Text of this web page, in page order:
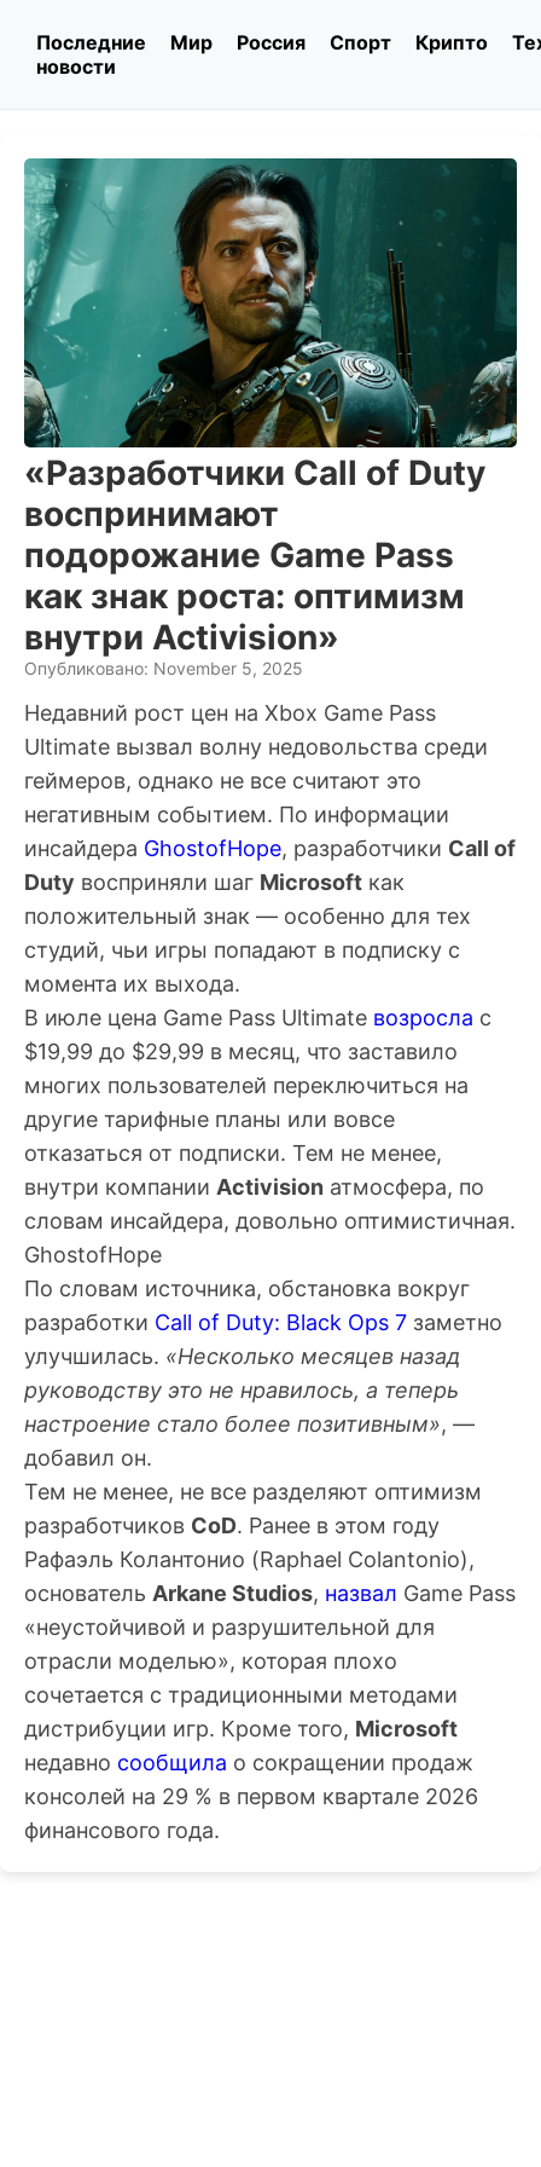
Последние
новости
Мир Россия Спорт Крипто
«Разработчики Call of Duty
воспринимают
подорожание Game Pass
как знак роста: оптимизм
внутри Activision»
Опубликовано: November 5, 2025
Недавний рост цен на Xbox Game Pass
Ultimate вызвал волну недовольства среди
геймеров, однако не все считают это
негативным событием. По информации
инсайдера GhostofHope, разработчики Call of
Duty восприняли шаг Microsoft как
положительный знак — особенно для тех
студий, чьи игры попадают в подписку с
момента их выхода.
В июле цена Game Pass Ultimate возросла с
$19,99 до $29,99 в месяц, что заставило
многих пользователей переключиться на
другие тарифные планы или вовсе
отказаться от подписки. Тем не менее,
внутри компании Activision атмосфера, по
словам инсайдера, довольно оптимистичная.
GhostofHope
По словам источника, обстановка вокруг
разработки Call of Duty: Black Ops 7 заметно
улучшилась. «Несколько месяцев назад
руководству это не нравилось, а теперь
настроение стало более позитивным», —
добавил он.
Тем не менее, не все разделяют оптимизм
разработчиков CoD. Ранее в этом году
Рафаэль Колантонио (Raphael Colantonio),
основатель Arkane Studios, назвал Game Pass
«неустойчивой и разрушительной для
отрасли моделью», которая плохо
сочетается с традиционными методами
дистрибуции игр. Кроме того, Microsoft
недавно сообщила о сокращении продаж
консолей на 29 % в первом квартале 2026
финансового года.